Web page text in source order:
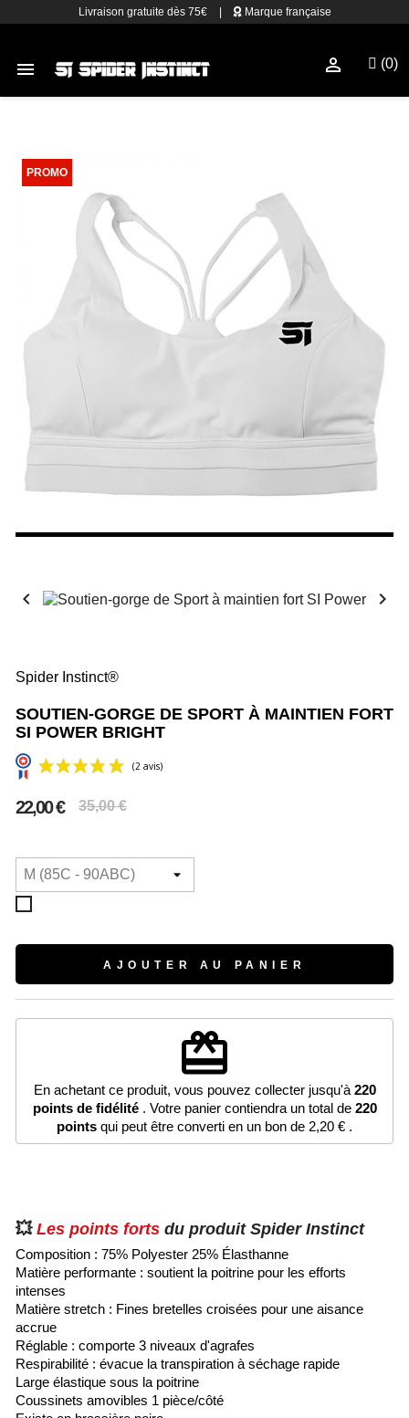
Livraison gratuite dès 75€ Marque française
 (0)

 
Spider Instinct®
SOUTIEN-GORGE DE SPORT À MAINTIEN FORT
SI POWER BRIGHT
22,00 € 35,00 €
AJOUTER AU PANIER
redeem
En achetant ce produit, vous pouvez collecter jusqu'à 220
points de fidélité. Votre panier contiendra un total de 220
points qui peut être converti en un bon de 2,20 € .
💥Les points fortsdu produit Spider Instinct
Composition : 75% Polyester 25% Élasthanne
Matière performante : soutient la poitrine pour les efforts
intenses
Matière stretch : Fines bretelles croisées pour une aisance
accrue
Réglable : comporte 3 niveaux d'agrafes
Respirabilité : évacue la transpiration à séchage rapide
Large élastique sous la poitrine
Coussinets amovibles 1 pièce/côté